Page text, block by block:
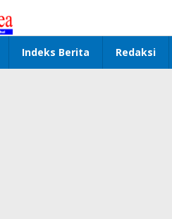
Indeks Berita Redaksi